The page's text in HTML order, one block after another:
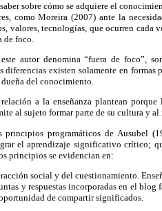
sobre cómo se adquiere el
como Moreira (2007) ante la
valores, tecnologías, que ocurren cada
de foco.
autor denomina “fuera de foco”,
diferencias existen solamente en
del conocimiento.
relación a la enseñanza plantean
al sujeto formar parte de su cultura y
principios programáticos de Ausubel
el aprendizaje significativo crítico;
principios se evidencian en:
social y del cuestionamiento.
y respuestas incorporadas en el
de compartir significados.